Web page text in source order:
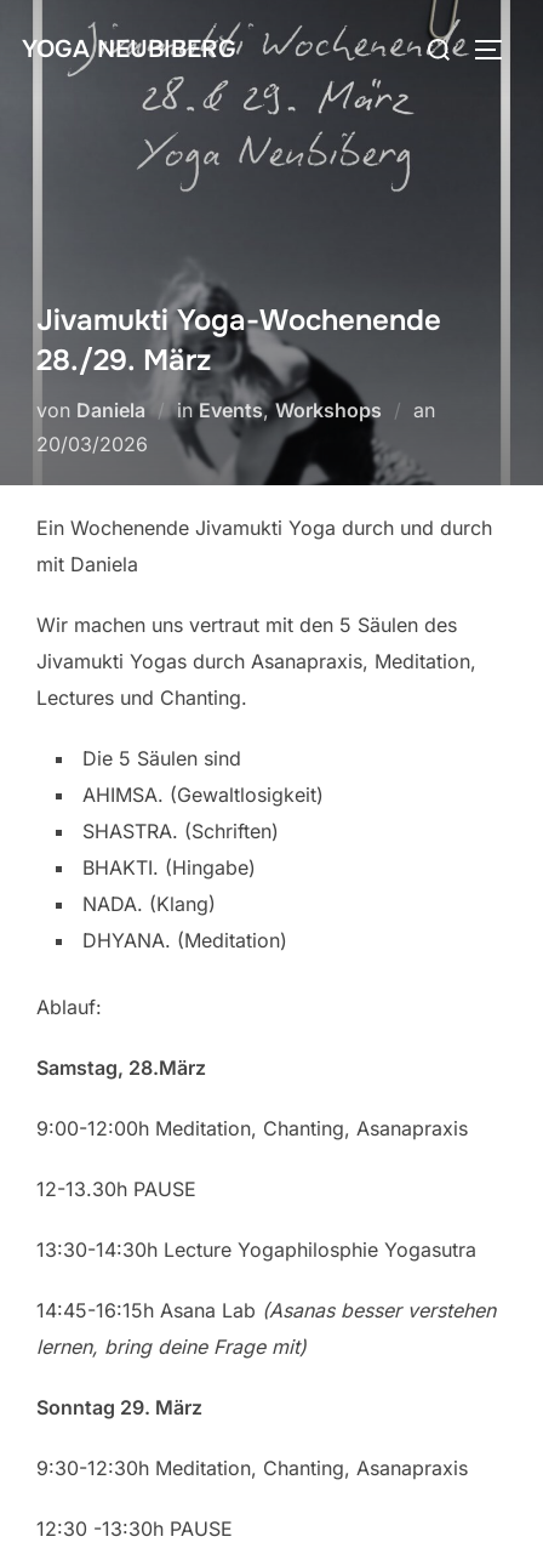
Inhalt
springen
YOGA NEUBIBERG
Suchen
Jivamukti Yoga-Wochenende
28./29. März
von Daniela inEvents, Workshops an
20/03/2026
Ein Wochenende Jivamukti Yoga durch und durch
mit Daniela
Wir machen uns vertraut mit den 5 Säulen des
Jivamukti Yogas durch Asanapraxis, Meditation,
Lectures und Chanting.
Die 5 Säulen sind
AHIMSA. (Gewaltlosigkeit)
SHASTRA. (Schriften)
BHAKTI. (Hingabe)
NADA. (Klang)
DHYANA. (Meditation)
Ablauf:
Samstag, 28.März
9:00-12:00h Meditation, Chanting, Asanapraxis
12-13.30h PAUSE
13:30-14:30h Lecture Yogaphilosphie Yogasutra
14:45-16:15h Asana Lab (Asanas besser verstehen
lernen, bring deine Frage mit)
Sonntag 29. März
9:30-12:30h Meditation, Chanting, Asanapraxis
12:30 -13:30h PAUSE